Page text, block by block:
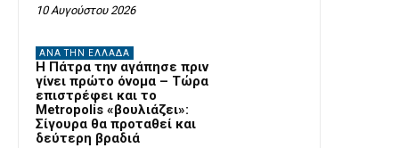
10 Αυγούστου 2026
ΑΝΆ ΤΗΝ ΕΛΛΆΔΑ
Η Πάτρα την αγάπησε πριν
γίνει πρώτο όνομα – Τώρα
επιστρέφει και το
Metropolis «βουλιάζει»:
Σίγουρα θα προταθεί και
δεύτερη βραδιά